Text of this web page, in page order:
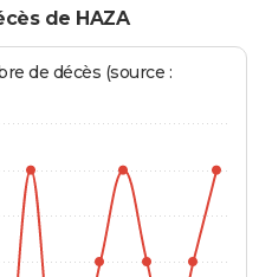
de HAZA
de décès (source :